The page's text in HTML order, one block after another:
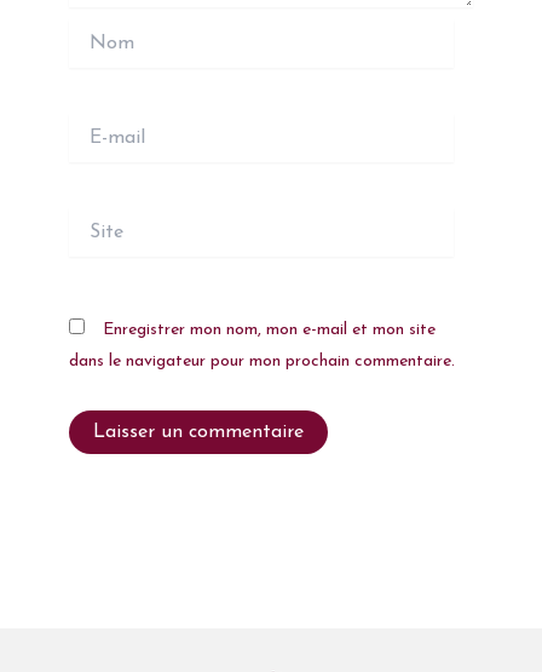
Nom
mail
Site
Enregistrer mon nom, mon e-mail et mon site
dans le navigateur pour mon prochain commentaire.